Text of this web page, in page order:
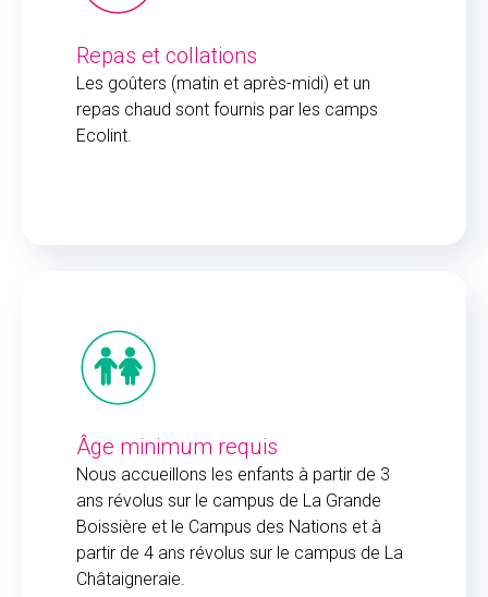
Repas et collations
Les goûters (matin et après-midi) et un
repas chaud sont fournis par les camps
Ecolint.
Âge minimum requis
Nous accueillons les enfants à partir de 3
ans révolus sur le campus de La Grande
Boissière et le Campus des Nations et à
partir de 4 ans révolus sur le campus de La
Châtaigneraie.